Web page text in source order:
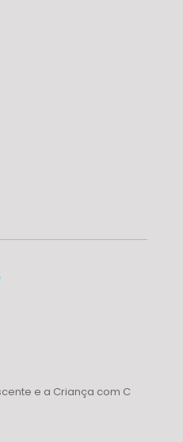
e a Criança com C